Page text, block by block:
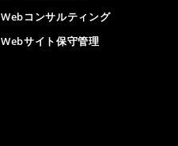
Webコンサルティング
Webサイト保守管理